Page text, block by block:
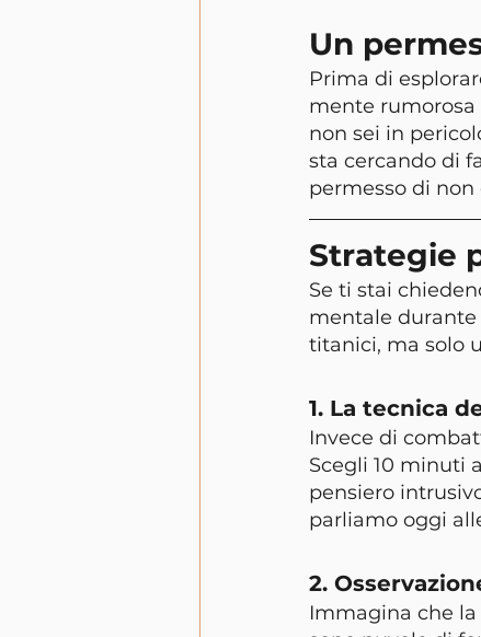
Un
Prima di
mente
non sei in
sta cercando di
permesso di
Strategie
Se ti stai
mentale durante
titanici, ma solo
1. La tecnica
Invece di
Scegli 10 minuti
pensiero
parliamo oggi
2.
Immagina che la